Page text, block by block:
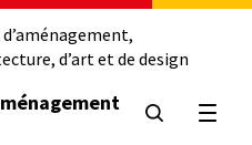
d’art et de design